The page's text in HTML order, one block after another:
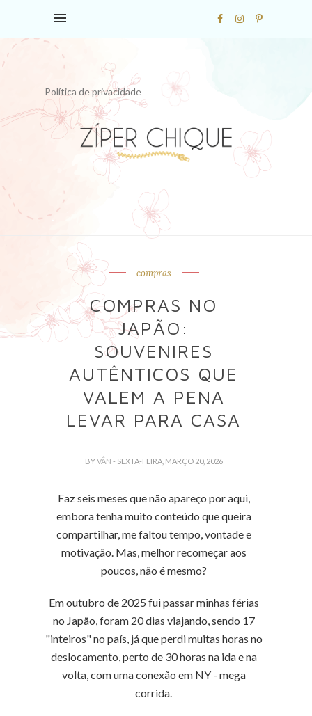
Política de privacidade
compras
COMPRAS NO
JAPÃO:
SOUVENIRES
AUTÊNTICOS QUE
VALEM A PENA
LEVAR PARA CASA
BYVÂN - SEXTA-FEIRA, MARÇO 20, 2026
Faz seis meses que não apareço por aqui,
embora tenha muito conteúdo que queira
compartilhar, me faltou tempo, vontade e
motivação. Mas, melhor recomeçar aos
poucos, não é mesmo?
Em outubro de 2025 fui passar minhas férias
no Japão, foram 20 dias viajando, sendo 17
"inteiros" no país, já que perdi muitas horas no
deslocamento, perto de 30 horas na ida e na
volta, com uma conexão em NY - mega
corrida.